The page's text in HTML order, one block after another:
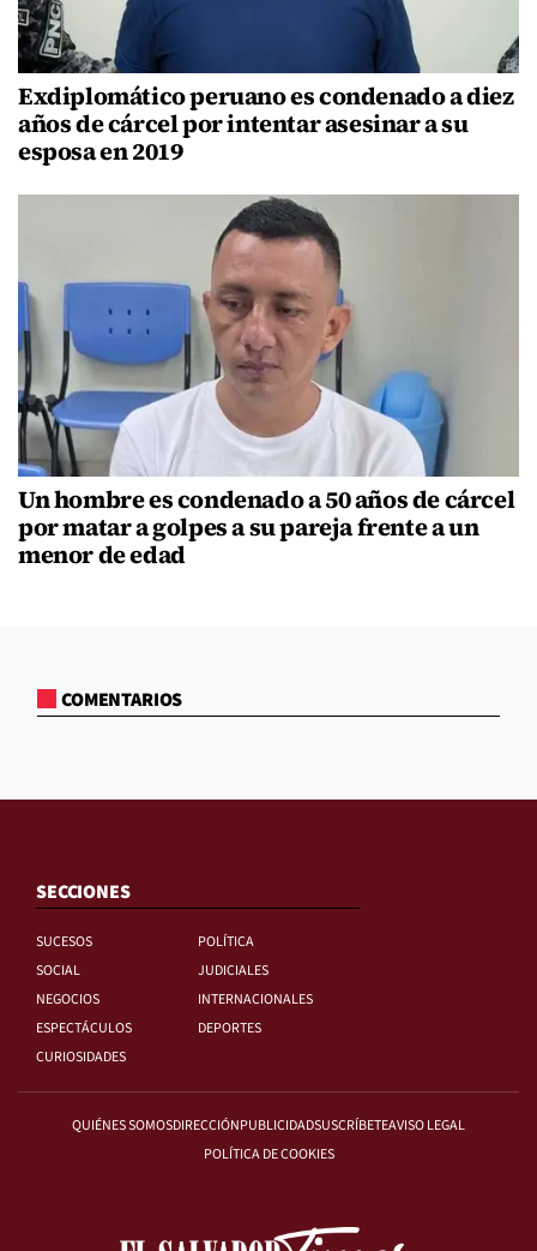
Exdiplomático peruano es condenado a diez
años de cárcel por intentar asesinar a su
esposa en 2019
Un hombre es condenado a 50 años de cárcel
por matar a golpes a su pareja frente a un
menor de edad
COMENTARIOS
SECCIONES
SUCESOS
POLÍTICA
SOCIAL
JUDICIALES
NEGOCIOS
INTERNACIONALES
ESPECTÁCULOS
DEPORTES
CURIOSIDADES
QUIÉNES SOMOSDIRECCIÓNPUBLICIDADSUSCRÍBETEAVISO LEGAL
POLÍTICA DE COOKIES